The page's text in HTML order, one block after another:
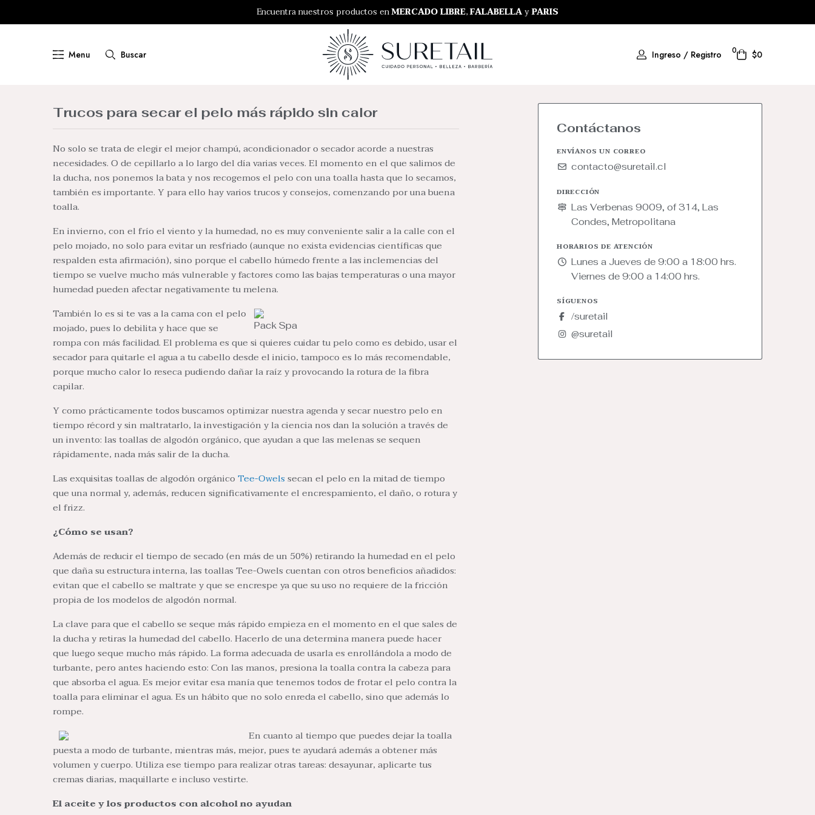
Menu Buscar Ingreso / Registro 0 $0
Encuentra nuestros productos enMERCADO LIBRE,FALABELLAyPARIS
RETIRO GRATIS EN NUESTRA TIENDA
Trucos para secar el pelo más rápido sin calor
No solo se trata de elegir el mejor champú, acondicionador o secador acorde a nuestras
necesidades. O de cepillarlo a lo largo del día varias veces. El momento en el que salimos de
la ducha, nos ponemos la bata y nos recogemos el pelo con una toalla hasta que lo secamos,
también es importante. Y para ello hay varios trucos y consejos, comenzando por una buena
toalla.
En invierno, con el frío el viento y la humedad, no es muy conveniente salir a la calle con el
pelo mojado, no solo para evitar un resfriado (aunque no exista evidencias científicas que
respalden esta afirmación), sino porque el cabello húmedo frente a las inclemencias del
tiempo se vuelve mucho más vulnerable y factores como las bajas temperaturas o una mayor
humedad pueden afectar negativamente tu melena.
Pack Spa
También lo es si te vas a la cama con el pelo
mojado, pues lo debilita y hace que se
rompa con más facilidad. El problema es que si quieres cuidar tu pelo como es debido, usar el
secador para quitarle el agua a tu cabello desde el inicio, tampoco es lo más recomendable,
porque mucho calor lo reseca pudiendo dañar la raíz y provocando la rotura de la fibra
capilar.
Y como prácticamente todos buscamos optimizar nuestra agenda y secar nuestro pelo en
tiempo récord y sin maltratarlo, la investigación y la ciencia nos dan la solución a través de
un invento: las toallas de algodón orgánico, que ayudan a que las melenas se sequen
rápidamente, nada más salir de la ducha.
Las exquisitas toallas de algodón orgánicoTee-Owelssecan el pelo en la mitad de tiempo
que una normal y, además, reducen significativamente el encrespamiento, el daño, o rotura y
el frizz.
¿Cómo se usan?
Además de reducir el tiempo de secado (en más de un 50%) retirando la humedad en el pelo
que daña su estructura interna, las toallas Tee-Owels cuentan con otros beneficios añadidos:
evitan que el cabello se maltrate y que se encrespe ya que su uso no requiere de la fricción
propia de los modelos de algodón normal.
La clave para que el cabello se seque más rápido empieza en el momento en el que sales de
la ducha y retiras la humedad del cabello. Hacerlo de una determina manera puede hacer
que luego seque mucho más rápido. La forma adecuada de usarla es enrollándola a modo de
turbante, pero antes haciendo esto: Con las manos, presiona la toalla contra la cabeza para
que absorba el agua. Es mejor evitar esa manía que tenemos todos de frotar el pelo contra la
toalla para eliminar el agua. Es un hábito que no solo enreda el cabello, sino que además lo
rompe.
En cuanto al tiempo que puedes dejar la toalla
puesta a modo de turbante, mientras más, mejor, pues te ayudará además a obtener más
volumen y cuerpo. Utiliza ese tiempo para realizar otras tareas: desayunar, aplicarte tus
cremas diarias, maquillarte e incluso vestirte.
El aceite y los productos con alcohol no ayudan
Contáctanos
ENVÍANOS UN CORREO
contacto@suretail.cl
DIRECCIÓN
Las Verbenas 9009, of 314, Las
Condes, Metropolitana
HORARIOS DE ATENCIÓN
Lunes a Jueves de 9:00 a 18:00 hrs.
Viernes de 9:00 a 14:00 hrs.
SÍGUENOS
/suretail
@suretail